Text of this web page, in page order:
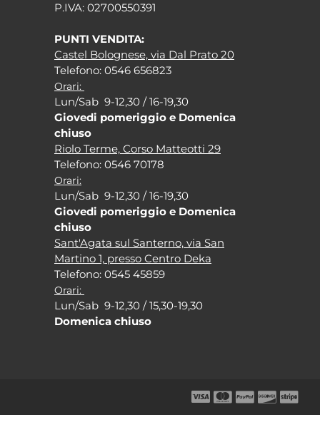
P.IVA: 02700550391
PUNTI VENDITA:
Castel Bolognese, via Dal Prato 20
Telefono: 0546 656823
Orari:
Lun/Sab 9-12,30 / 16-19,30
Giovedi pomeriggio e Domenica
chiuso
Riolo Terme, Corso Matteotti 29
Telefono: 0546 70178
Orari:
Lun/Sab 9-12,30 / 16-19,30
Giovedi pomeriggio e Domenica
chiuso
Sant'Agata sul Santerno, via San
Martino 1, presso Centro Deka
Telefono: 0545 45859
Orari:
Lun/Sab 9-12,30 / 15,30-19,30
Domenica chiuso